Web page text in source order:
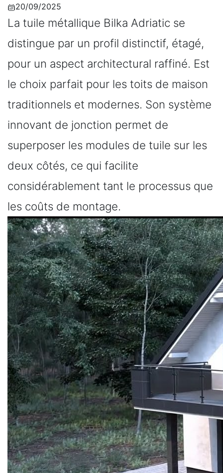
20/09/2025
La tuile métallique Bilka Adriatic se
distingue par un profil distinctif, étagé,
pour un aspect architectural raffiné. Est
le choix parfait pour les toits de maison
traditionnels et modernes. Son système
innovant de jonction permet de
superposer les modules de tuile sur les
deux côtés, ce qui facilite
considérablement tant le processus que
les coûts de montage.